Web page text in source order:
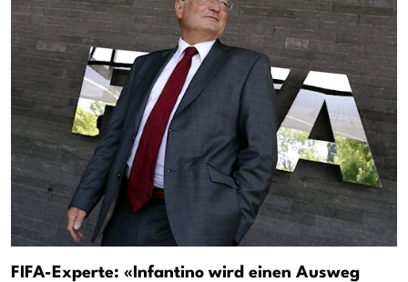
FIFA-Experte: «Infantino wird einen Ausweg